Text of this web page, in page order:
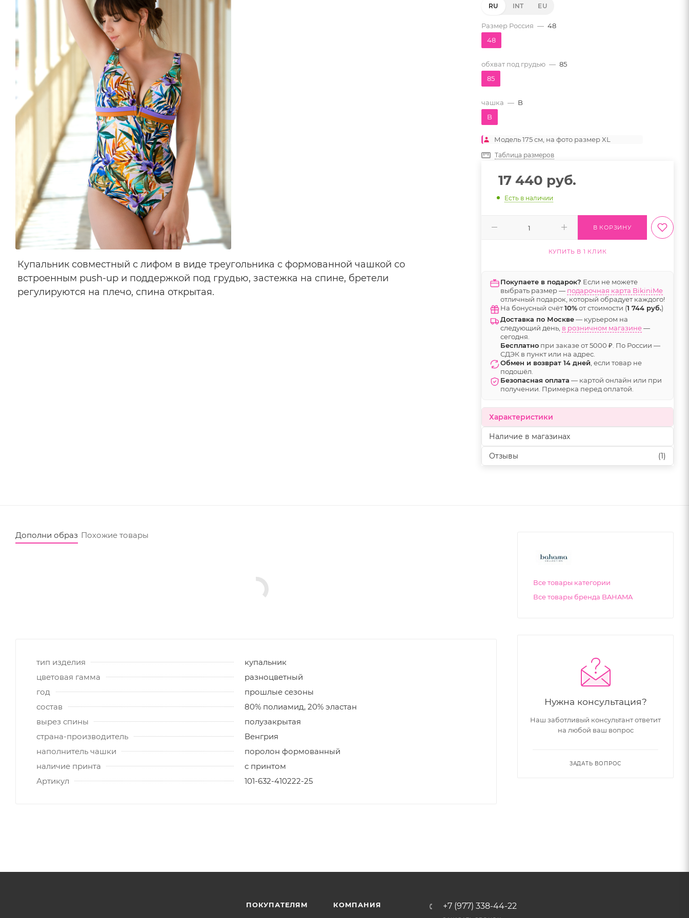
Купальник совместный с лифом в виде треугольника с формованной чашкой со
встроенным push-up и поддержкой под грудью, застежка на спине, бретели
регулируются на плечо, спина открытая.
RU INT EU
Размер Россия — 48
48
обхват под грудью — 85
85
чашка — B
B
Модель 175 см, на фото размер XL
Таблица размеров
17 440 руб.
Есть в наличии
В КОРЗИНУ
КУПИТЬ В 1 КЛИК
Покупаете в подарок? Если не можете
выбрать размер — подарочная карта BikiniMe
отличный подарок, который обрадует каждого!
На бонусный счёт10%от стоимости (1 744 руб.)
Доставка по Москве— курьером на
следующий день, в розничном магазине—
сегодня.
Бесплатно при заказе от 5000 ₽. По России —
СДЭК в пункт или на адрес.
Обмен и возврат 14 дней , если товар не
подошёл.
Безопасная оплата — картой онлайн или при
получении. Примерка перед оплатой.
Характеристики
Наличие в магазинах
Отзывы (1)
Дополни образ Похожие товары
тип изделия
купальник
цветовая гамма
разноцветный
год
прошлые сезоны
состав
80% полиамид, 20% эластан
вырез спины
полузакрытая
страна-производитель
Венгрия
наполнитель чашки
поролон формованный
наличие принта
с принтом
Артикул
101-632-410222-25
Все товары категории
Все товары бренда BAHAMA
Нужна консультация?
Наш заботливый консультант ответит
на любой ваш вопрос
ЗАДАТЬ ВОПРОС
ПОКУПАТЕЛЯМ КОМПАНИЯ +7 (977) 338-44-22